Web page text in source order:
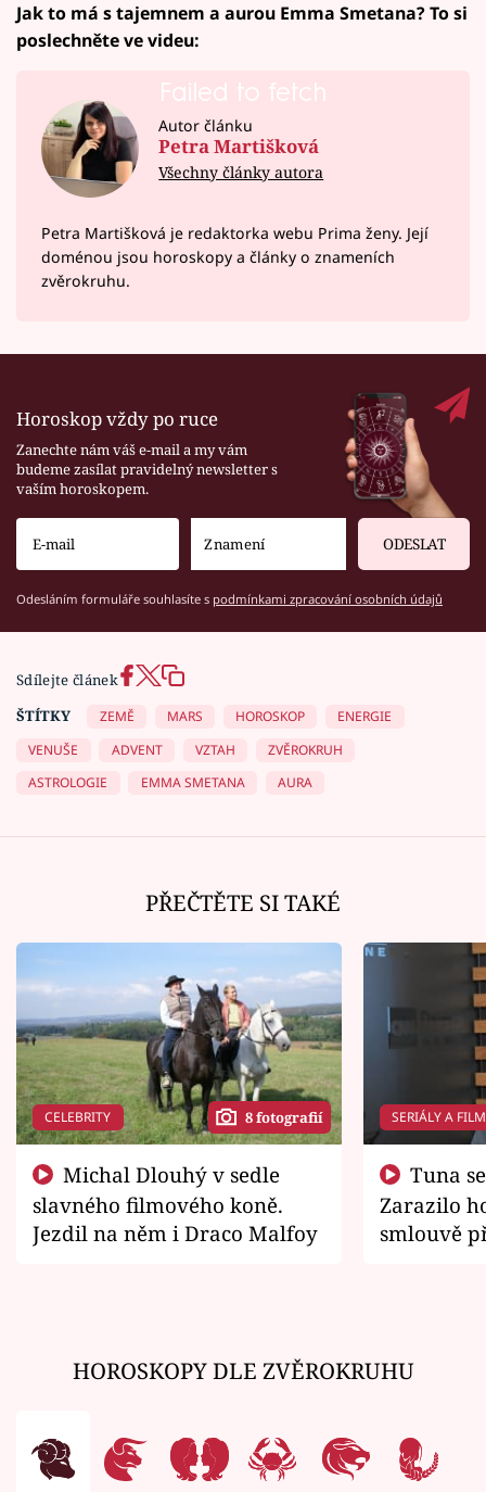
Jak to má s tajemnem a aurou Emma Smetana? To si
poslechněte ve videu:
Failed to fetch
Autor článku
Petra Martišková
Všechny články autora
Petra Martišková je redaktorka webu Prima ženy. Její
doménou jsou horoskopy a články o znameních
zvěrokruhu.
Horoskop vždy po ruce
Zanechte nám váš e-mail a my vám
budeme zasílat pravidelný newsletter s
vaším horoskopem.
ODESLAT
Odesláním formuláře souhlasíte s podmínkami zpracování osobních údajů
Sdílejte článek
ŠTÍTKY
ZEMĚ MARS HOROSKOP
ENERGIE
VENUŠE
ADVENT VZTAH
ZVĚROKRUH
ASTROLOGIE
EMMA SMETANA AURA
PŘEČTĚTE SI TAKÉ
CELEBRITY 8 fotografií
slavného filmového koně.
Jezdil na něm i Draco Malfoy
SERIÁLY A
Zarazilo
smlouvě
HOROSKOPY DLE ZVĚROKRUHU